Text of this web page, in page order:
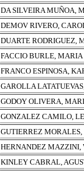
DA SILVEIRA MUÑOA,
DEMOV RIVERO,
DUARTE RODRIGUEZ,
FACCIO BURLE,
FRANCO ESPINOSA,
GAROLLA
GODOY OLIVERA,
GONZALEZ CAMILO,
GUTIERREZ
HERNANDEZ MAZZINI,
KINLEY CABRAL,